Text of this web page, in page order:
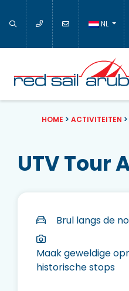
NL
HOME > ACTIVITEITEN >
UTV Tour
Brul langs de
Maak geweldige
historische stops